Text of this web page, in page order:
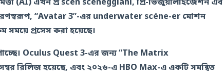
“Avatar 3”-এর underwater scène-er মোশন
সময়ে প্রসেস করা হয়েছে।
Oculus Quest 3-এর জন্য “The Matrix
রিলিজ হয়েছে, এবং ২০২৬-এ HBO Max-এ একটি সমন্বিত